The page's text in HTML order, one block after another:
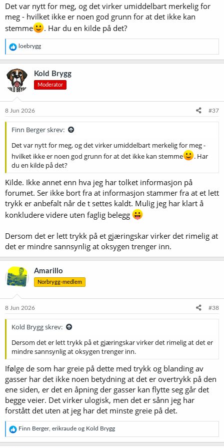
Det var nytt for meg, og det virker umiddelbart merkelig for
meg - hvilket ikke er noen god grunn for at det ikke kan
stemme
. Har du en kilde på det?
R
e
a
k
s
j
o
e
loebrygg
Kold Brygg
Moderator
8 Jun 2026 #37
Finn Berger skrev:
Det var nytt for meg, og det virker umiddelbart merkelig for meg -
hvilket ikke er noen god grunn for at det ikke kan stemme
. Har
du en kilde på det?
Kilde. Ikke annet enn hva jeg har tolket informasjon på
forumet. Ser ikke bort fra at informasjon stammer fra at et lett
trykk er anbefalt når de t settes kaldt. Mulig jeg har klart å
konkludere videre uten faglig belegg
Dersom det er lett trykk på et gjæringskar virker det rimelig at
det er mindre sannsynlig at oksygen trenger inn.
Amarillo
Norbrygg-medlem
8 Jun 2026 #38
Kold Brygg skrev:
Dersom det er lett trykk på et gjæringskar virker det rimelig at det er
mindre sannsynlig at oksygen trenger inn.
Ifølge de som har greie på dette med trykk og blanding av
gasser har det ikke noen betydning at det er overtrykk på den
ene siden, er det en åpning der gasser kan flytte seg går det
begge veier. Det virker ulogisk, men det er sånn jeg har
forstått det uten at jeg har det minste greie på det.
R
e
a
Finn Berger, erikraude og Kold Brygg